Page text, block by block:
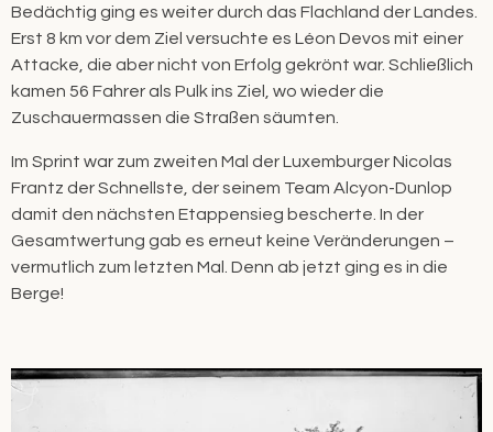
Bedächtig ging es weiter durch das Flachland der Landes.
Erst 8 km vor dem Ziel versuchte es Léon Devos mit einer
Attacke, die aber nicht von Erfolg gekrönt war. Schließlich
kamen 56 Fahrer als Pulk ins Ziel, wo wieder die
Zuschauermassen die Straßen säumten.
Im Sprint war zum zweiten Mal der Luxemburger Nicolas
Frantz der Schnellste, der seinem Team Alcyon-Dunlop
damit den nächsten Etappensieg bescherte. In der
Gesamtwertung gab es erneut keine Veränderungen –
vermutlich zum letzten Mal. Denn ab jetzt ging es in die
Berge!